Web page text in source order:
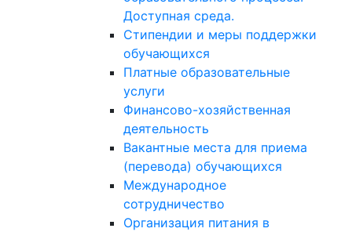
Доступная среда.
Стипендии и меры поддержки
обучающихся
Платные образовательные
услуги
Финансово-хозяйственная
деятельность
Вакантные места для приема
(перевода) обучающихся
Международное
сотрудничество
Организация питания в